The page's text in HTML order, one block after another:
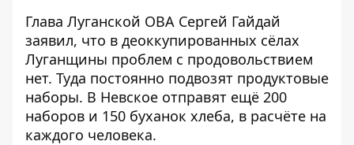
Глава Луганской ОВА Сергей Гайдай
заявил, что в деоккупированных сёлах
Луганщины проблем с продовольствием
нет. Туда постоянно подвозят продуктовые
наборы. В Невское отправят ещё 200
наборов и 150 буханок хлеба, в расчёте на
каждого человека.